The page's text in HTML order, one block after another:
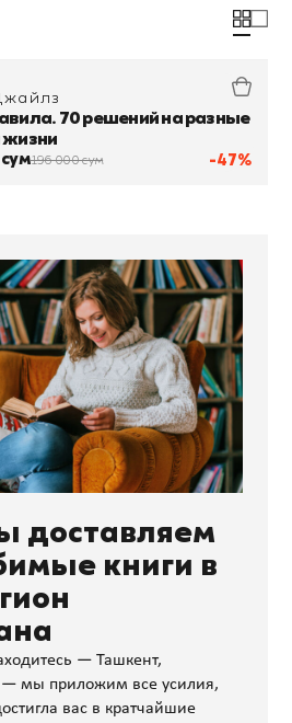
-47%
70 решений на разные
жизни
196 000 сум
доставляем
книги в
— Ташкент,
мы приложим все усилия,
вас в кратчайшие